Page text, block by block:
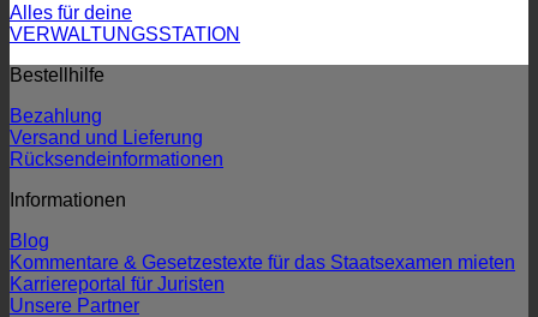
Alles für deine
VERWALTUNGSSTATION
Bestellhilfe
Bezahlung
Versand und Lieferung
Rücksendeinformationen
Informationen
Blog
Kommentare & Gesetzestexte für das Staatsexamen mieten
Karriereportal für Juristen
Unsere Partner